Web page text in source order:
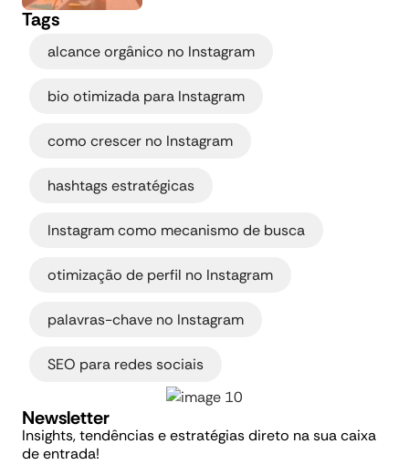
Tags
alcance orgânico no Instagram
bio otimizada para Instagram
como crescer no Instagram
hashtags estratégicas
Instagram como mecanismo de busca
otimização de perfil no Instagram
palavras-chave no Instagram
SEO para redes sociais
Newsletter
Insights, tendências e estratégias direto na sua caixa
de entrada!